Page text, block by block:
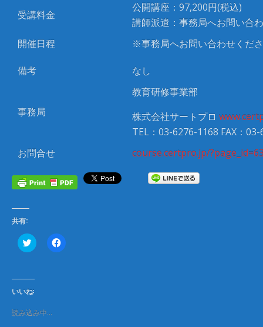
受講料金
公開講座：97,200円(税込)
講師派遣：事務局へお問い合
開催日程
※事務局へお問い合わせくだ
備考 なし
事務局
教育研修事業部
株式会社サートプロ
TEL：03-6276-1168 FAX：
お問合せ
course.certpro.jp/
共有:
ク
リ
て
T
w
t
t
F
a
いいね:
読み込み中…